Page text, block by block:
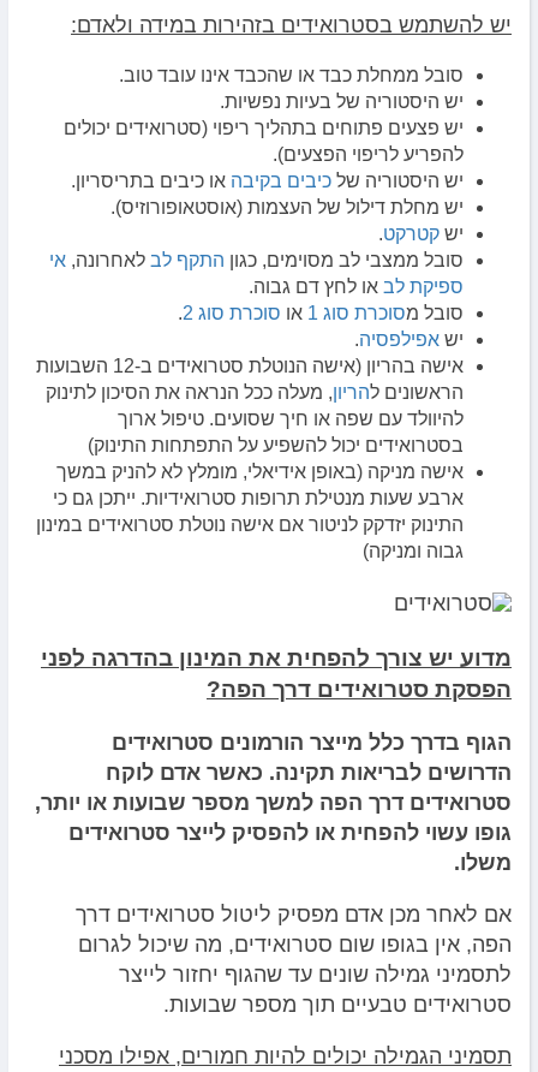
יש להשתמש בסטרואידים בזהירות במידה ולאדם:
סובל ממחלת כבד או שהכבד אינו עובד טוב.
יש היסטוריה של בעיות נפשיות.
יש פצעים פתוחים בתהליך ריפוי (סטרואידים יכולים
להפריע לריפוי הפצעים).
יש היסטוריה של כיבים בקיבה או כיבים בתריסריון.
יש מחלת דילול של העצמות (אוסטאופורוזיס).
יש קטרקט.
סובל ממצבי לב מסוימים, כגון התקף לב לאחרונה, אי
ספיקת לב או לחץ דם גבוה.
סובל מסוכרת סוג 1 או סוכרת סוג 2
.
יש אפילפסיה.
אישה בהריון (אישה הנוטלת סטרואידים ב-12 השבועות
הראשונים להריון, מעלה ככל הנראה את הסיכון לתינוק
להיוולד עם שפה או חיך שסועים. טיפול ארוך
בסטרואידים יכול להשפיע על התפתחות התינוק)
אישה מניקה (באופן אידיאלי, מומלץ לא להניק במשך
ארבע שעות מנטילת תרופות סטרואידיות. ייתכן גם כי
התינוק יזדקק לניטור אם אישה נוטלת סטרואידים במינון
גבוה ומניקה)
מדוע יש צורך להפחית את המינון בהדרגה לפני
הפסקת סטרואידים דרך הפה?
הגוף בדרך כלל מייצר הורמונים סטרואידים
הדרושים לבריאות תקינה. כאשר אדם לוקח
סטרואידים דרך הפה למשך מספר שבועות או יותר,
גופו עשוי להפחית או להפסיק לייצר סטרואידים
משלו.
אם לאחר מכן אדם מפסיק ליטול סטרואידים דרך
הפה, אין בגופו שום סטרואידים, מה שיכול לגרום
לתסמיני גמילה שונים עד שהגוף יחזור לייצר
סטרואידים טבעיים תוך מספר שבועות.
תסמיני הגמילה יכולים להיות חמורים, אפילו מסכני